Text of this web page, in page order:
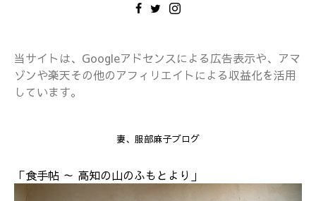
当サイトは、Googleアドセンスによる広告表示や、アマ
ゾンや楽天その他のアフィリエイトによる収益化を活用
しています。
妻、服部麻子ブログ
「食手帖 ～ 高知の山のふもとより」